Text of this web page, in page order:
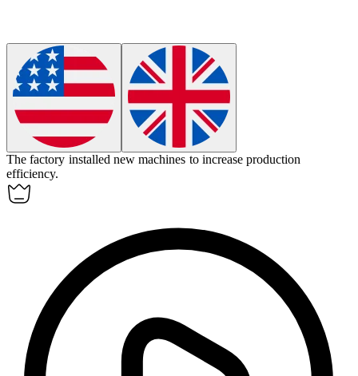
The factory installed newmachines to increase production
efficiency.